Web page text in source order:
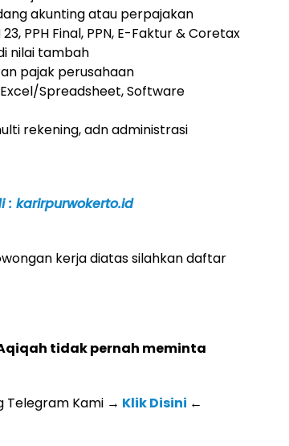
akunting atau perpajakan
PPH Final, PPN, E-Faktur & Coretax
nilai tambah
pajak perusahaan
Spreadsheet, Software
rekening, adn administrasi
: karirpurwokerto.id
kerja diatas silahkan daftar
tidak pernah meminta
Telegram Kami → Klik Disini ←